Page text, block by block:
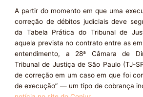
A partir do momento em que uma
correção de débitos judiciais deve
da Tabela Prática do Tribunal de
aquela prevista no contrato entre as
entendimento, a 28ª Câmara de
Tribunal de Justiça de São Paulo (TJ-
de correção em um caso em que foi
de execução” — um tipo de cobrança